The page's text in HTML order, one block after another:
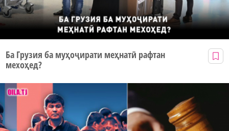
Ба Грузия ба муҳоҷирати меҳнатӣ рафтан
мехоҳед?